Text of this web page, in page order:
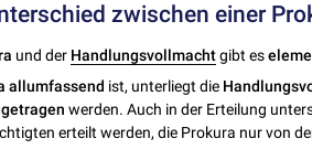
zwischen einer
und der Handlungsvollmachtgibt es
allumfassend ist, unterliegt die
werden. Auch in der Erteilung
erteilt werden, die Prokura nur von